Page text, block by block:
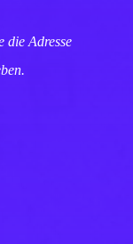
die Adresse